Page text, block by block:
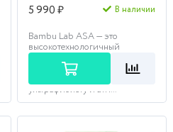
5 990 ₽
В наличии
Bambu Lab ASA — это
высокотехнологичный
инженерный пластик,
обеспечивающий
исключительную стойкость к
ультрафиолету и атм...